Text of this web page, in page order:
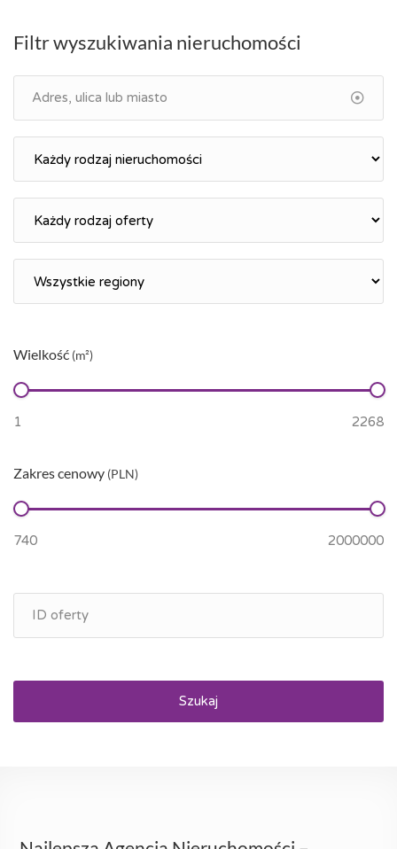
Filtr wyszukiwania nieruchomości
Wielkość (m²)
Zakres cenowy (PLN)
Szukaj